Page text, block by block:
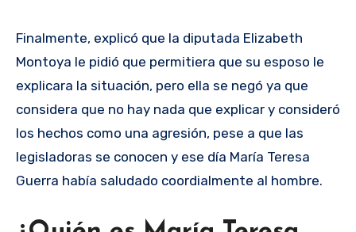
Finalmente, explicó que la diputada Elizabeth
Montoya le pidió que permitiera que su esposo le
explicara la situación, pero ella se negó ya que
considera que no hay nada que explicar y consideró
los hechos como una agresión, pese a que las
legisladoras se conocen y ese día María Teresa
Guerra había saludado coordialmente al hombre.